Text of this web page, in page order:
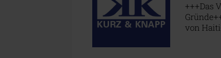
+++Das
von